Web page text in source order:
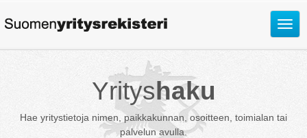
Avaa
Yrityshaku
Hae yritystietoja nimen, paikkakunnan, osoitteen, toimialan tai
palvelun avulla.